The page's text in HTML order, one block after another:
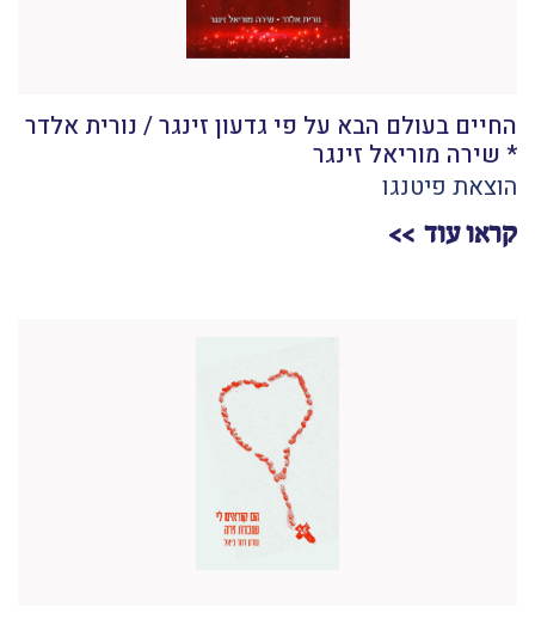
החיים בעולם הבא על פי גדעון זינגר / נורית אלדר
* שירה מוריאל זינגר
הוצאת פיטנגו
קראו עוד